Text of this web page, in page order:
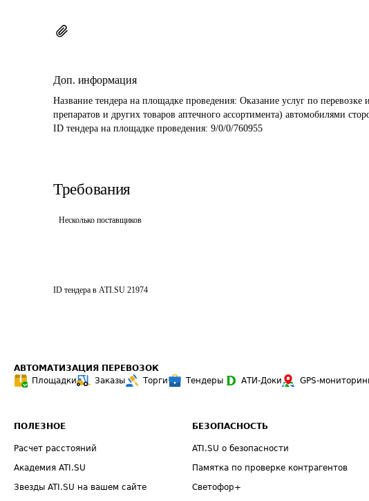
Доп. информация
Название тендера на площадке проведения: Оказание услуг по
препаратов и других товаров аптечного ассортимента) автомобилями
ID тендера на площадке проведения: 9/0/0/760955
Требования
Несколько поставщиков
ID тендера в ATI.SU 21974
АВТОМАТИЗАЦИЯ ПЕРЕВОЗОК
Площадки
Заказы Торги Тендеры АТИ-Доки GPS-
ПОЛЕЗНОЕ
Расчет расстояний
Академия ATI.SU
Звезды ATI.SU на вашем сайте
БЕЗОПАСНОСТЬ
ATI.SU о безопасности
Памятка по проверке контрагентов
Светофор+